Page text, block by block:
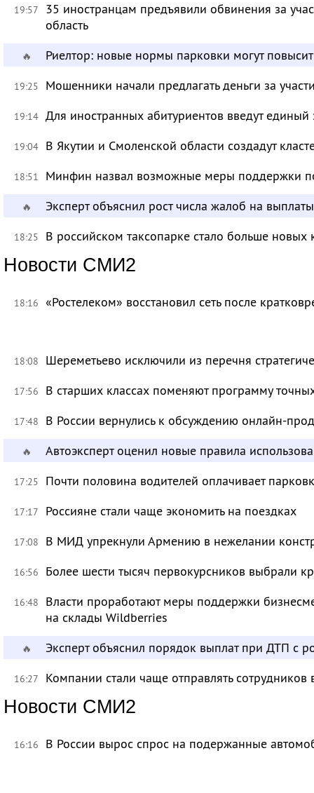
19:57
35 иностранцам предъявили обвинения за
область
🔥 Риелтор: новые нормы парковки могут
19:25 Мошенники начали предлагать деньги за
19:14 Для иностранных абитуриентов введут
19:04 В Якутии и Смоленской области создадут
18:51 Минфин назвал возможные меры поддержки
🔥 Эксперт объяснил рост числа жалоб на
18:25 В российском таксопарке стало больше новых
Новости СМИ2
18:16 «Ростелеком» восстановил сеть после
18:08 Шереметьево исключили из перечня
17:56 В старших классах поменяют программу
17:48 В России вернулись к обсуждению онлайн-
🔥 Автоэксперт оценил новые правила
17:25 Почти половина водителей оплачивает
17:17 Россияне стали чаще экономить на поездках
17:08 В МИД упрекнули Армению в нежелании
16:56 Более шести тысяч первокурсников выбрали
16:48
Власти проработают меры поддержки
на склады Wildberries
🔥 Эксперт объяснил порядок выплат при ДТП с
16:27 Компании стали чаще отправлять сотрудников
Новости СМИ2
16:16 В России вырос спрос на подержанные